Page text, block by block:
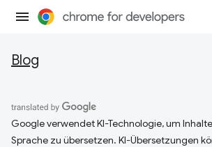
Blog
Google verwendet KI-Technologie, um
Sprache zu übersetzen. KI-Übersetzungen